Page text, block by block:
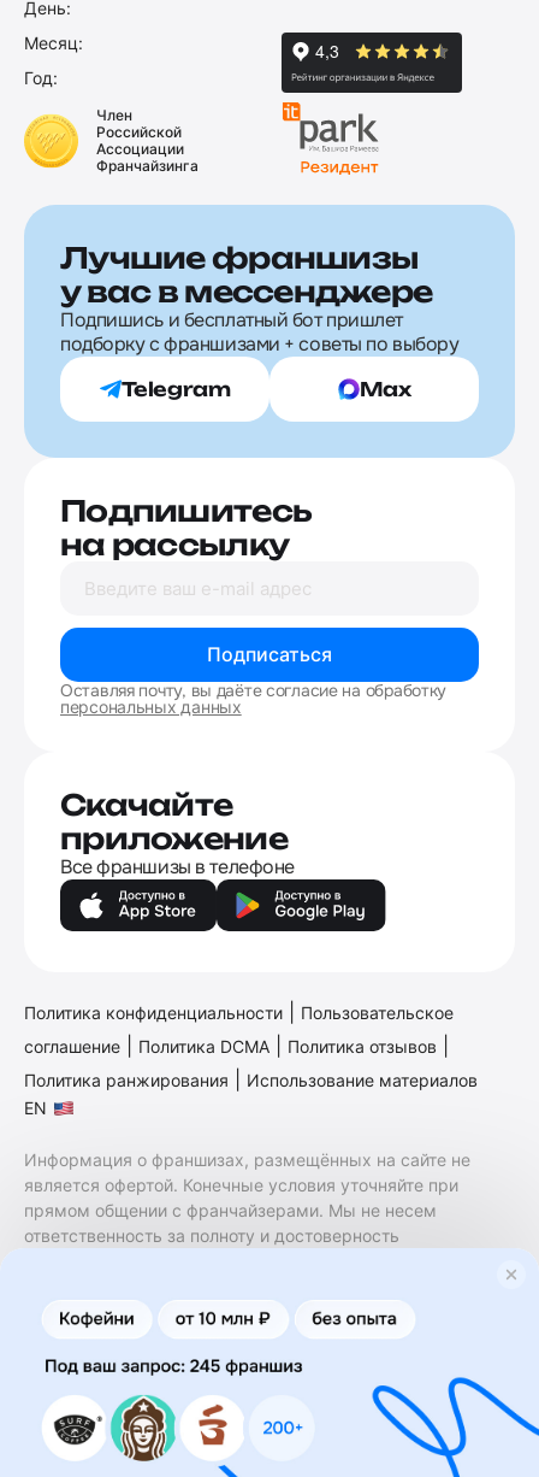
День:
Месяц:
Год:
Член
Российской
Ассоциации
Франчайзинга
Лучшие франшизы
у вас в мессенджере
Подпишись и бесплатный бот пришлет
подборку с франшизами + советы по выбору
Telegram Max
Подпишитесь
на рассылку
Подписаться
Оставляя почту, вы даёте согласие на обработку
персональных данных
Скачайте
приложение
Все франшизы в телефоне
Политика конфиденциальности
Пользовательское
соглашение
Политика DCMA Политика отзывов
Политика ранжирования
Использование материалов
EN
Информация о франшизах, размещённых на сайте не
является офертой. Конечные условия уточняйте при
прямом общении с франчайзерами. Мы не несем
ответственность за полноту и достоверность
финансовые услуги. Заключение договоров
коммерческой концессии (франчайзинга) осуществляется
правообладателями/их представителями. Бизнесменс.ру
не является посредником или представителем
правообладателя и не несет ответственность за условия
предоставления франшизы и действия лиц,
осуществленные на основании информации, имеющейся